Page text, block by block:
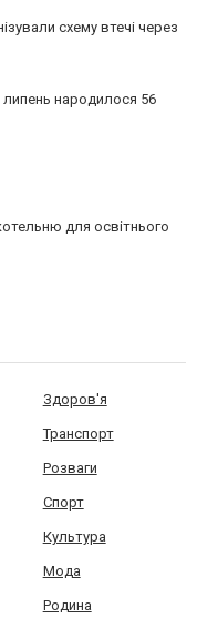
схему втечі через
липень народилося 56
для освітнього
Здоров'я
Транспорт
Розваги
Спорт
Культура
Мода
Родина